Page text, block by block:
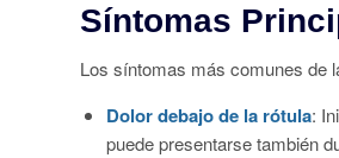
Síntomas
Los síntomas más comunes de
Dolor debajo de la rótula:
puede presentarse también